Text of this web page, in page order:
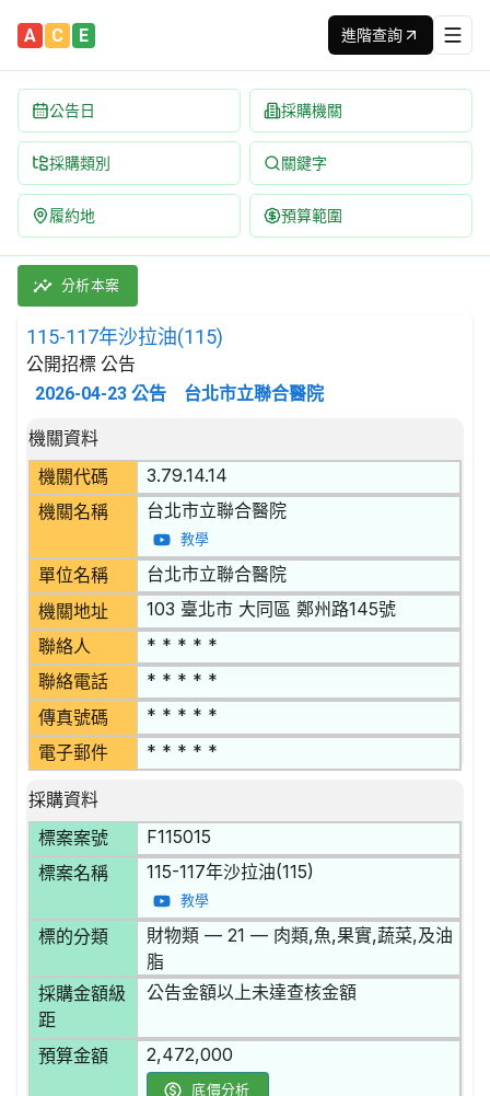
A C E 進階查詢
公告日 採購機關
採購類別 關鍵字
履約地 預算範圍
115-117年沙拉油(115) 招標公告 | 案號：F115015 | 公開招標
採購類別：財物類 肉類,魚,果實,蔬菜,及油脂 | 招標方式：
分析本案
115-117年沙拉油(115)
公開招標 公告
2026-04-23 公告 台北市立聯合醫院
招標公告詳細內容
機關資料
機關代碼
3.79.14.14
機關名稱 台北市立聯合醫院
教學
單位名稱 台北市立聯合醫院
機關地址 103 臺北市 大同區 鄭州路145號
聯絡人 * * * * *
聯絡電話 * * * * *
傳真號碼 * * * * *
電子郵件 * * * * *
採購資料
標案案號
F115015
標案名稱 115-117年沙拉油(115)
教學
標的分類
財物類 — 21 — 肉類,魚,果實,蔬菜,及油
脂
採購金額級
距
公告金額以上未達查核金額
預算金額 2,472,000
底價分析